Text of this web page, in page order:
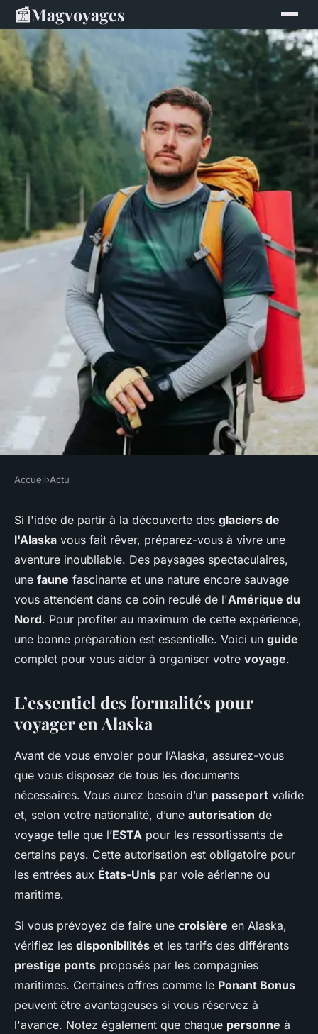
📰Magvoyages
Comment préparer une
expédition pour découvrir les
glaciers de l'Alaska ?
Aya•5 juin 2024•6 min de lecture
Accueil›Actu
Si l'idée de partir à la découverte des glaciers de
l'Alaska vous fait rêver, préparez-vous à vivre une
aventure inoubliable. Des paysages spectaculaires,
une faune fascinante et une nature encore sauvage
vous attendent dans ce coin reculé de l'Amérique du
Nord. Pour profiter au maximum de cette expérience,
une bonne préparation est essentielle. Voici un guide
complet pour vous aider à organiser votre voyage.
L’essentiel des formalités pour
voyager en Alaska
Avant de vous envoler pour l’Alaska, assurez-vous
que vous disposez de tous les documents
nécessaires. Vous aurez besoin d’un passeport valide
et, selon votre nationalité, d’une autorisation de
voyage telle que l’ESTA pour les ressortissants de
certains pays. Cette autorisation est obligatoire pour
les entrées aux États-Unis par voie aérienne ou
maritime.
Si vous prévoyez de faire une croisière en Alaska,
vérifiez les disponibilités et les tarifs des différents
prestige ponts proposés par les compagnies
maritimes. Certaines offres comme le Ponant Bonus
peuvent être avantageuses si vous réservez à
l'avance. Notez également que chaque personne à